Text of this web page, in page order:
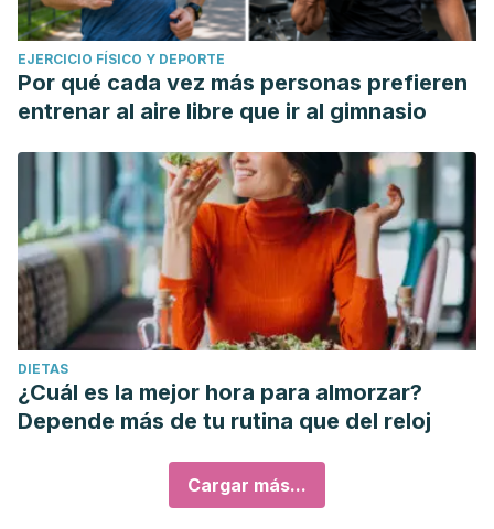
EJERCICIO FÍSICO Y DEPORTE
Por qué cada vez más personas prefieren
entrenar al aire libre que ir al gimnasio
DIETAS
¿Cuál es la mejor hora para almorzar?
Depende más de tu rutina que del reloj
Cargar más...